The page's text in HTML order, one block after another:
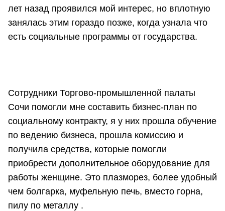
лет назад проявился мой интерес, но вплотную
занялась этим гораздо позже, когда узнала что
есть социальные программы от государства.
Сотрудники Торгово-промышленной палаты
Сочи помогли мне составить бизнес-план по
социальному контракту, я у них прошла обучение
по ведению бизнеса, прошла комиссию и
получила средства, которые помогли
приобрести дополнительное оборудование для
работы женщине. Это плазморез, более удобный
чем болгарка, муфельную печь, вместо горна,
пилу по металлу .